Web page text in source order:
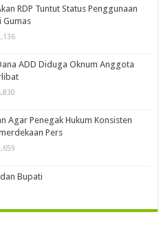
RDP Tuntut Status Penggunaan
Gumas
ADD Diduga Oknum Anggota
Agar Penegak Hukum Konsisten
Pers
Bupati